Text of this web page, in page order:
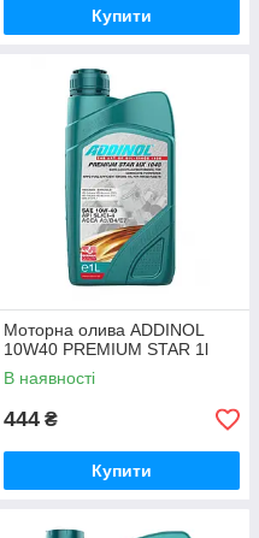
Купити
Моторна олива ADDINOL
10W40 PREMIUM STAR 1l
В наявності
444 ₴
Купити